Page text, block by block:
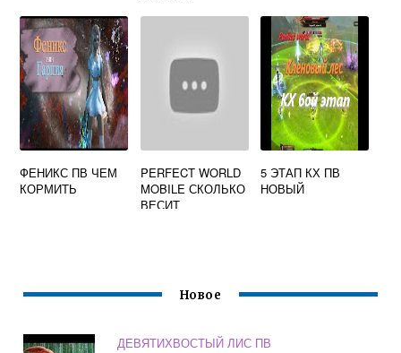
ФЕНИКС ПВ ЧЕМ
КОРМИТЬ
PERFECT WORLD
MOBILE СКОЛЬКО
ВЕСИТ
5 ЭТАП КХ ПВ
НОВЫЙ
Новое
ДЕВЯТИХВОСТЫЙ ЛИС ПВ